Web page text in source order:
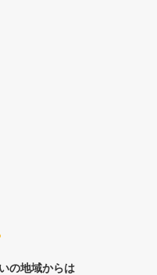
の地域からは